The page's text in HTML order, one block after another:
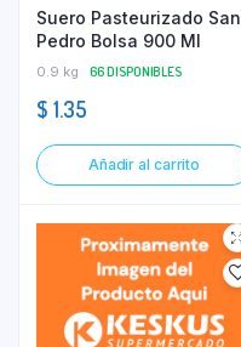
Suero Pasteurizado San
Pedro Bolsa 900 Ml
0.9 kg 66 DISPONIBLES
$ 1.35
Añadir al carrito